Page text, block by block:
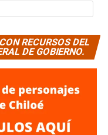
RECURSOS DEL
DE GOBIERNO.